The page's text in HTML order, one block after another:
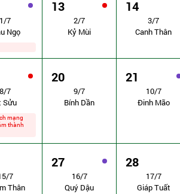
1/7
Ngọ
13
2/7
Kỷ Mùi
14
3/7
Canh Thân
8/7
Sửu
mạng
thành
20
9/7
Bính Dần
21
10/7
Đinh Mão
7
Thân
27
16/7
Quý Dậu
28
17/7
Giáp Tuất